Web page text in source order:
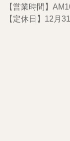
【営業時間】
【定休日】12月